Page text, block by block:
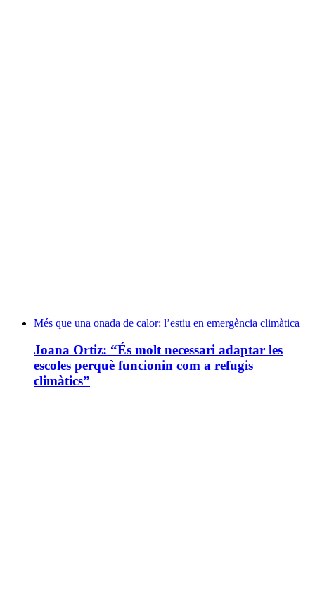
Més que una onada de calor: l’estiu en emergència climàtica
Joana Ortiz: “És molt necessari adaptar les
escoles perquè funcionin com a refugis
climàtics”